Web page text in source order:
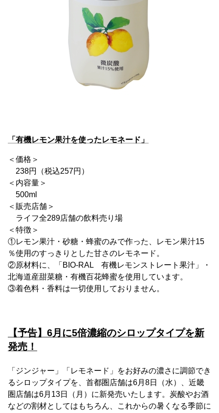
「有機レモン果汁を使ったレモネード」
＜価格＞
238円（税込257円）
＜内容量＞
500ml
＜販売店舗＞
ライフ全289店舗の飲料売り場
＜特徴＞
①レモン果汁・砂糖・蜂蜜のみで作った、レモン果汁15
％使用のすっきりとした甘さのレモネード。
②原材料に、「BIO-RAL 有機レモンストレート果汁」・
北海道産甜菜糖・有機百花蜂蜜を使用しています。
③着色料・香料は一切使用しておりません。
【予告】6月に5倍濃縮のシロップタイプを新
発売！
「ジンジャー」「レモネード」をお好みの濃さに調節でき
るシロップタイプを、首都圏店舗は6月8日（水）、近畿
圏店舗は6月13日（月）に新発売いたします。炭酸やお酒
などの割材としてはもちろん、これからの暑くなる季節に